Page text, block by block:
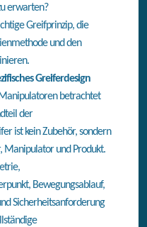
erwarten?
Greifprinzip, die
und den
Greiferdesign
betrachtet
der
ist kein Zubehör, sondern
Manipulator und Produkt.
Bewegungsablauf,
Sicherheitsanforderung